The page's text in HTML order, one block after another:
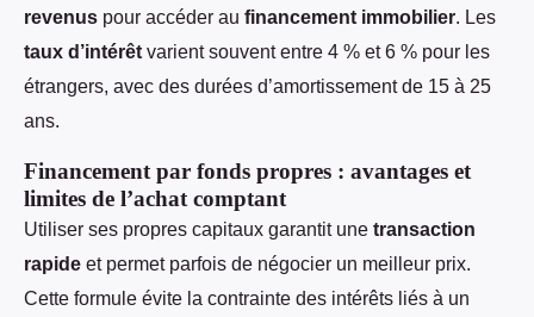
revenus pour accéder au financement immobilier. Les
taux d’intérêt varient souvent entre 4 % et 6 % pour les
étrangers, avec des durées d’amortissement de 15 à 25
ans.
Financement par fonds propres : avantages et
limites de l’achat comptant
Utiliser ses propres capitaux garantit une transaction
rapide et permet parfois de négocier un meilleur prix.
Cette formule évite la contrainte des intérêts liés à un